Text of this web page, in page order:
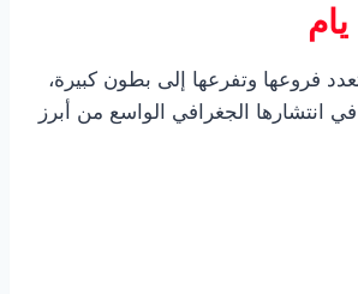
فروعها وتفرعها إلى بطون كبيرة،
انتشارها الجغرافي الواسع من أبرز